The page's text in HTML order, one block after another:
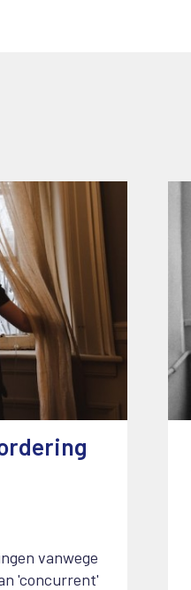
vanwege
'concurrent'